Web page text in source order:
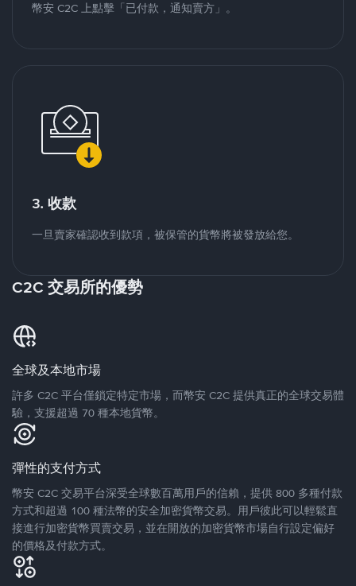
幣安 C2C 上點擊「已付款，通知賣方」。
3. 收款
一旦賣家確認收到款項，被保管的貨幣將被發放給您。
C2C 交易所的優勢
全球及本地市場
許多 C2C 平台僅鎖定特定市場，而幣安 C2C 提供真正的全球交易體
驗，支援超過 70 種本地貨幣。
彈性的支付方式
幣安 C2C 交易平台深受全球數百萬用戶的信賴，提供 800 多種付款
方式和超過 100 種法幣的安全加密貨幣交易。用戶彼此可以輕鬆直
接進行加密貨幣買賣交易，並在開放的加密貨幣市場自行設定偏好
的價格及付款方式。